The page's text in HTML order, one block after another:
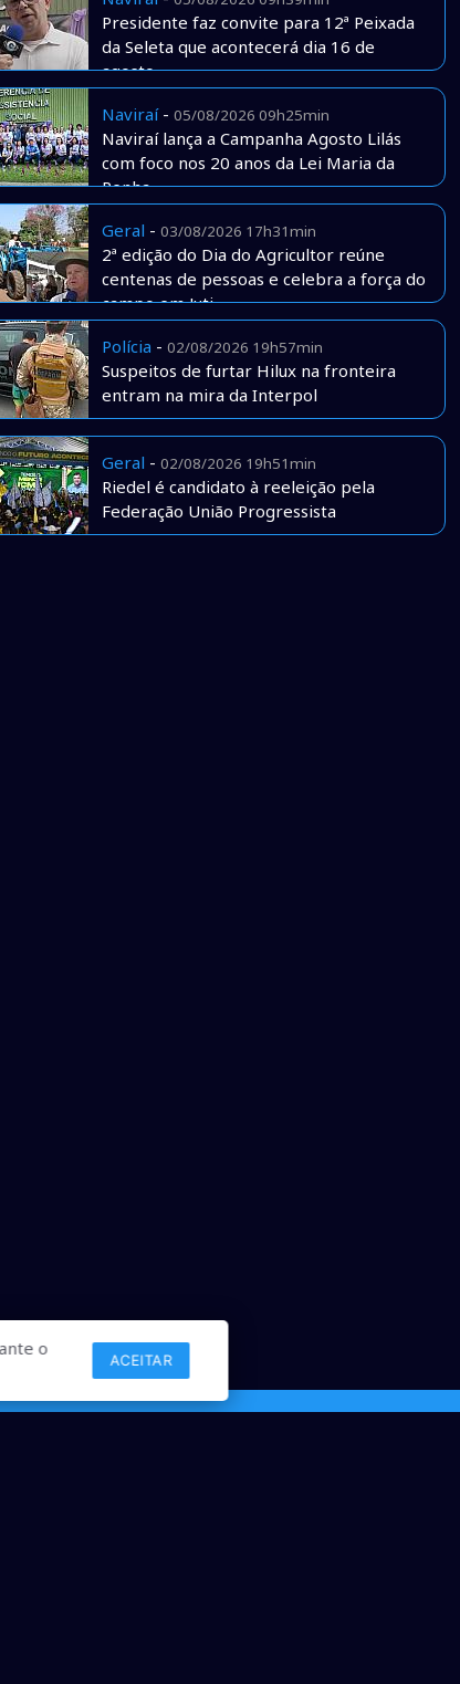
Presidente faz convite para 12ª Peixada
da Seleta que acontecerá dia 16 de
agosto
Naviraí- 05/08/2026 09h25min
Naviraí lança a Campanha Agosto Lilás
com foco nos 20 anos da Lei Maria da
Penha
Geral - 03/08/2026 17h31min
2ª edição do Dia do Agricultor reúne
centenas de pessoas e celebra a força do
campo em Juti
Polícia - 02/08/2026 19h57min
Suspeitos de furtar Hilux na fronteira
entram na mira da Interpol
Geral - 02/08/2026 19h51min
Riedel é candidato à reeleição pela
Federação União Progressista
o
ACEITAR